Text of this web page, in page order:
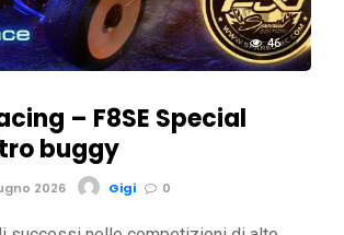
46
– F8SE Special
buggy
2026 Gigi 0